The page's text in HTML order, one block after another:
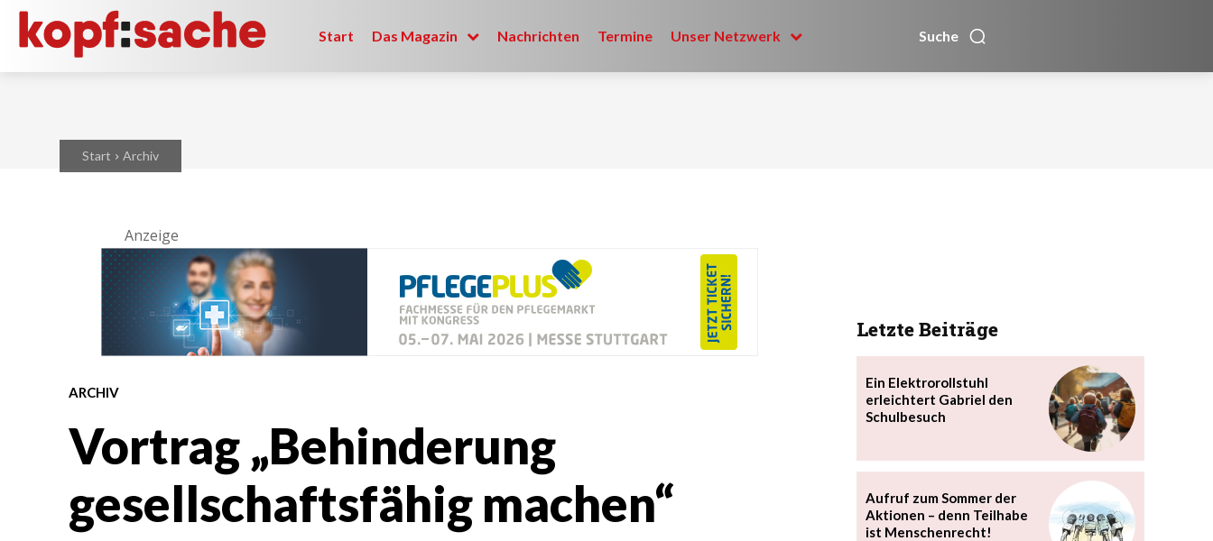
Start Das Magazin Nachrichten Termine Unser Netzwerk Suche
Start Archiv
Anzeige
ARCHIV
Vortrag „Behinderung
gesellschaftsfähig machen“
Letzte Beiträge
Ein Elektrorollstuhl
erleichtert Gabriel den
Schulbesuch
Aufruf zum Sommer der
Aktionen – denn Teilhabe
ist Menschenrecht!